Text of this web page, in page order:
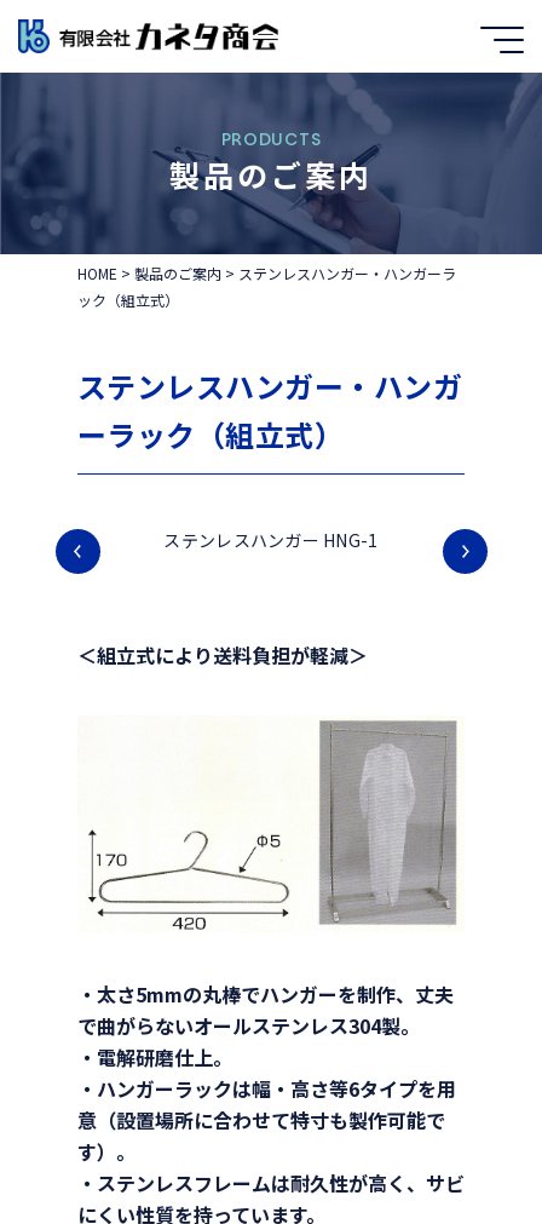
PRODUCTS
製品のご案内
HOME > 製品のご案内 > ステンレスハンガー・ハンガーラ
ック（組立式）
ステンレスハンガー・ハンガ
ーラック（組立式）
ステンレスハンガー HNG-1
＜組立式により送料負担が軽減＞
・太さ5mmの丸棒でハンガーを制作、丈夫
で曲がらないオールステンレス304製。
・電解研磨仕上。
・ハンガーラックは幅・高さ等6タイプを用
意（設置場所に合わせて特寸も製作可能で
す）。
・ステンレスフレームは耐久性が高く、サビ
にくい性質を持っています。